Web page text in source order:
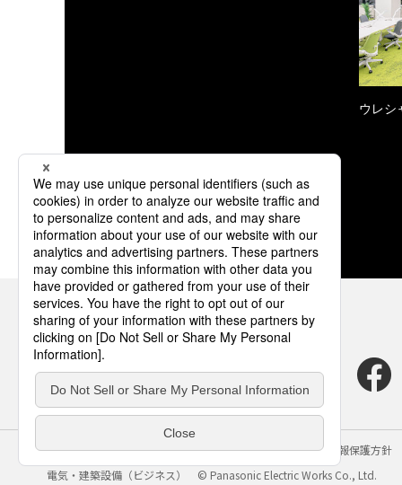
ウレシ
サイトのご利用にあたって クッキーポリシー
個人情報保護方針
電気・建築設備（ビジネス）
© Panasonic Electric Works Co., Ltd.